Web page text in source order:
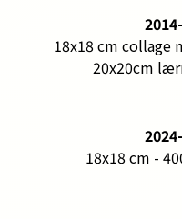
18x18 cm collage
20x20cm
18x18 cm -